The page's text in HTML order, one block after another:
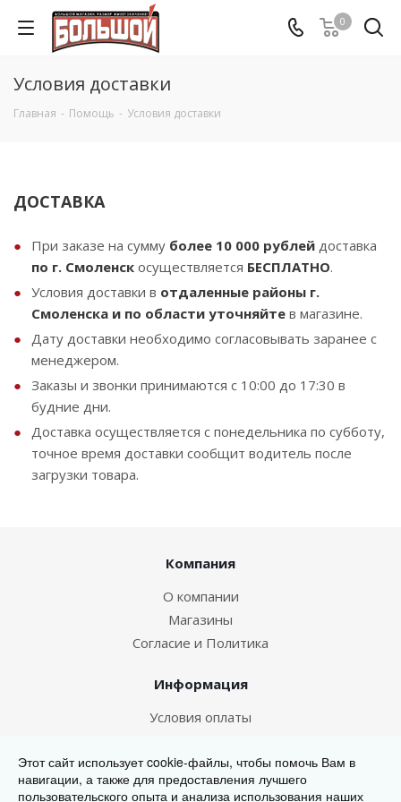
0
Условия доставки
Главная - Помощь - Условия доставки
ДОСТАВКА
При заказе на сумму более 10 000 рублей доставка
по г. Смоленск осуществляется БЕСПЛАТНО.
Условия доставки в отдаленные районы г.
Смоленска и по области уточняйте в магазине.
Дату доставки необходимо согласовывать заранее с
менеджером.
Заказы и звонки принимаются с 10:00 до 17:30 в
будние дни.
Доставка осуществляется с понедельника по субботу,
точное время доставки сообщит водитель после
загрузки товара.
Компания
О компании
Магазины
Согласие и Политика
Информация
Условия оплаты
567-000
Этот сайт использует cookie-файлы, чтобы помочь Вам в
навигации, а также для предоставления лучшего
пользовательского опыта и анализа использования наших